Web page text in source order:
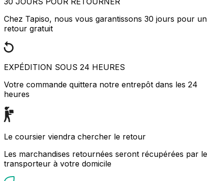
Chez Tapiso, nous vous garantissons 30 jours pour un
retour gratuit
EXPÉDITION SOUS 24 HEURES
Votre commande quittera notre entrepôt dans les 24
heures
Le coursier viendra chercher le retour
Les marchandises retournées seront récupérées par le
transporteur à votre domicile